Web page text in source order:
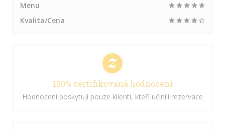
Menu
Kvalita/Cena
100% certifikovaná hodnocení
Hodnocení poskytují pouze klienti, kteří učinili rezervace